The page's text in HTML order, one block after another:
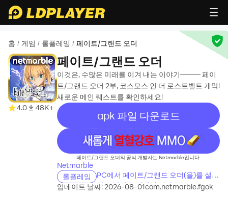
홈 / 게임 / 롤플레잉 / 페이트/그랜드 오더
4.0 48K+
페이트/그랜드 오더
이것은, 수많은 미래를 이겨 내는 이야기──── 페이
트/그랜드 오더 2부, 코스모스 인 더 로스트벨트 개막!
새로운 메인 퀘스트를 확인하세요!
apk 파일 다운로드
recommend
페이트/그랜드 오더의 공식 개발사는 Netmarble입니다.
Netmarble
롤플레잉
PC에서 페이트/그랜드 오더(을)를 설치
하는 방법은 어떻게 되나요?
업데이트 날짜: 2026-08-01com.netmarble.fgok